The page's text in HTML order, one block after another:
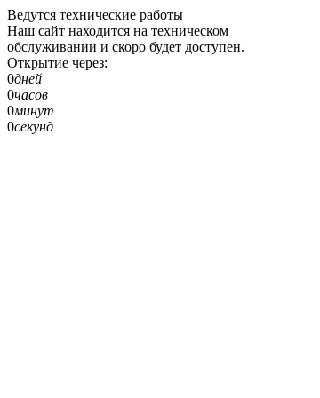
Ведутся технические работы
Наш сайт находится на техническом
обслуживании и скоро будет доступен.
Открытие через:
0дней
0часов
0минут
0секунд